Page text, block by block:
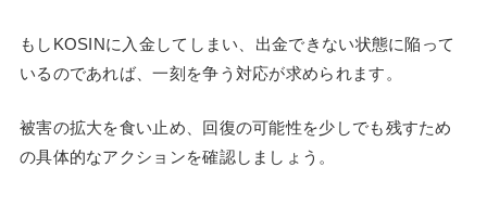
もしKOSINに入金してしまい、出金できない状態に陥って
いるのであれば、一刻を争う対応が求められます。
被害の拡大を食い止め、回復の可能性を少しでも残すため
の具体的なアクションを確認しましょう。